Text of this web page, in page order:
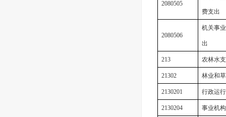
2080505
费支出
2080506
机关事
出
213 农林水
21302 林业和
2130201 行政运行
2130204 事业机构